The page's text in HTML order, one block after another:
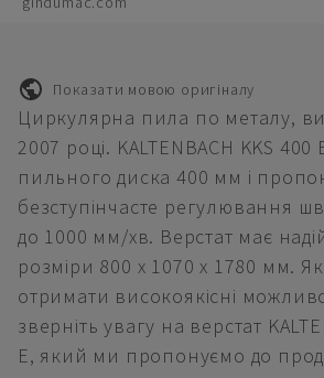
Показати мовою оригіналу
Циркулярна пила по металу,
2007 році. KALTENBACH KKS 400
пильного диска 400 мм і
безступінчасте регулювання
до 1000 мм/хв. Верстат має
розміри 800 x 1070 x 1780 мм.
отримати високоякісні
зверніть увагу на верстат
E, який ми пропонуємо до